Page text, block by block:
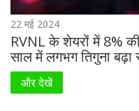
22 मई 2024
RVNL के शेयरों में 8%
साल में लगभग तिगुना बढ़ा
और देखें